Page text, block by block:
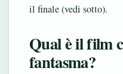
il finale (vedi sotto).
Qual è il film
fantasma?